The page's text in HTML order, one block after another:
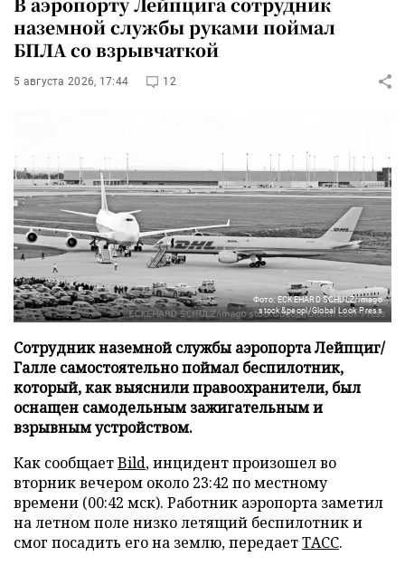
наземной службы руками поймал
БПЛА со взрывчаткой
5 августа 2026, 17:44 12
Фото: ECKEHARD SCHULZ/imago
stock&peopl/Global Look Press
Сотрудник наземной службы аэропорта Лейпциг/
Галле самостоятельно поймал беспилотник,
который, как выяснили правоохранители, был
оснащен самодельным зажигательным и
взрывным устройством.
Как сообщаетBild, инцидент произошел во
вторник вечером около 23:42 по местному
времени (00:42 мск). Работник аэропорта заметил
на летном поле низко летящий беспилотник и
смог посадить его на землю, передаетТАСС.